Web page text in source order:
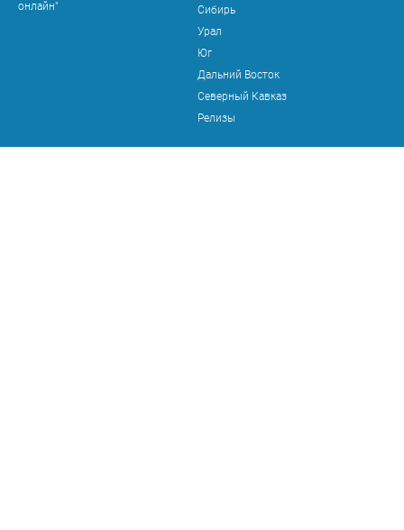
онлайн"
Сибирь
Урал
Юг
Дальний Восток
Северный Кавказ
Релизы